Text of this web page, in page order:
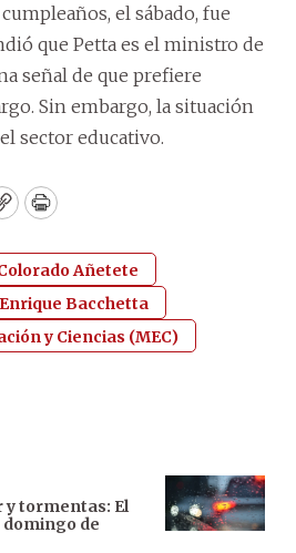
el sábado, fue
que Petta es el ministro de
señal de que prefiere
Sin embargo, la situación
sector educativo.
CopyPrint
Añetete
Enrique Bacchetta
y Ciencias (MEC)
y tormentas: El
de